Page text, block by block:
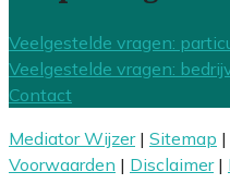
Veelgestelde vragen:
Veelgestelde vragen:
Contact
Mediator Wijzer| Sitemap |
Voorwaarden | Disclaimer|